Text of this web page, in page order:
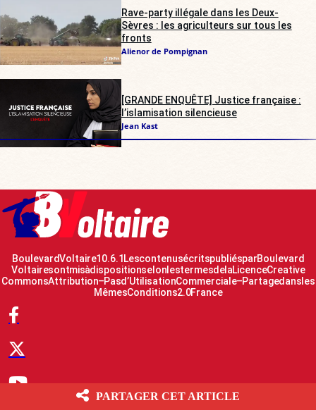
Rave-party illégale dans les Deux-
Sèvres : les agriculteurs sur tous les
fronts
Alienor de Pompignan
[GRANDE ENQUÊTE] Justice française :
l’islamisation silencieuse
Jean Kast
Boulevard Voltaire 10.6.1 Les contenus écrits publiés par Boulevard
Voltaire sont mis à disposition selon les termes de la Licence Creative
Commons Attribution – Pas d’Utilisation Commerciale – Partage dans les
Mêmes Conditions 2.0 France
PARTAGER CET ARTICLE